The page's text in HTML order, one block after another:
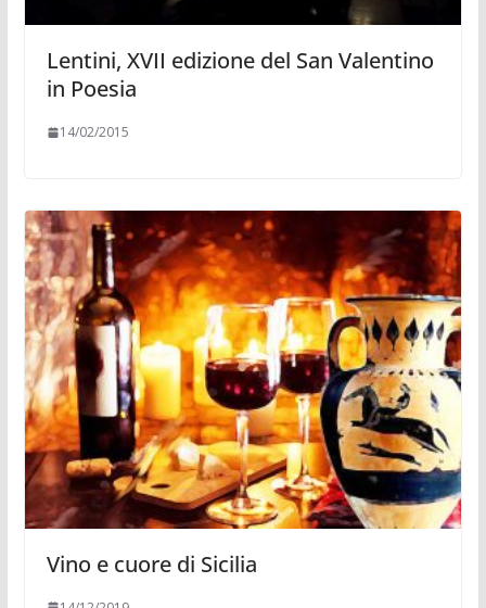
Lentini, XVII edizione del San Valentino
in Poesia
14/02/2015
Vino e cuore di Sicilia